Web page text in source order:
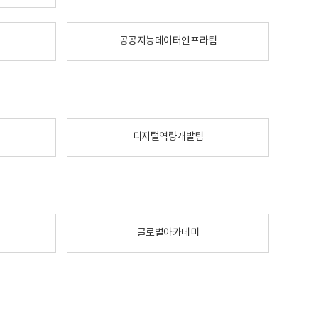
공공지능데이터인프라팀
디지털역량개발팀
글로벌아카데미